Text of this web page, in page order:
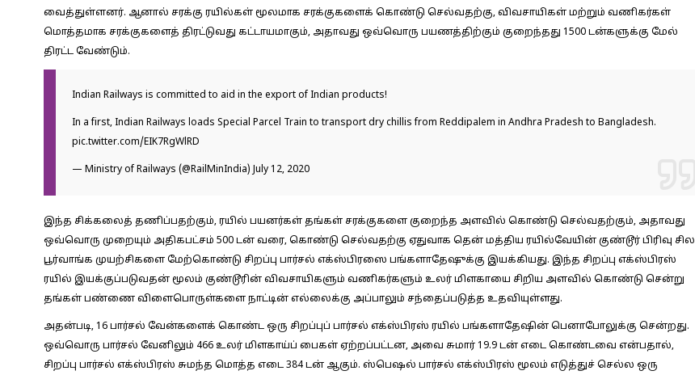
வைத்துள்ளனர். ஆனால் சரக்கு ரயில்கள் மூலமாக சரக்குகளைக் கொண்டு செல்வதற்கு, விவசாயிகள் மற்றும் வணிகர்கள்
மொத்தமாக சரக்குகளைத் திரட்டுவது கட்டாயமாகும், அதாவது ஒவ்வொரு பயணத்திற்கும் குறைந்தது 1500 டன்களுக்கு மேல்
திரட்ட வேண்டும்.
Indian Railways is committed to aid in the export of Indian products!
In a first, Indian Railways loads Special Parcel Train to transport dry chillis from Reddipalem in Andhra Pradesh to Bangladesh.
pic.twitter.com/EIK7RgWlRD
— Ministry of Railways (@RailMinIndia) July 12, 2020
இந்த சிக்கலைத் தணிப்பதற்கும், ரயில் பயனர்கள் தங்கள் சரக்குகளை குறைந்த அளவில் கொண்டு செல்வதற்கும், அதாவது
ஒவ்வொரு முறையும் அதிகபட்சம் 500 டன் வரை, கொண்டு செல்வதற்கு ஏதுவாக தென் மத்திய ரயில்வேயின் குண்டூர் பிரிவு சில
பூர்வாங்க முயற்சிகளை மேற்கொண்டு சிறப்பு பார்சல் எக்ஸ்பிரஸை பங்களாதேஷுக்கு இயக்கியது. இந்த சிறப்பு எக்ஸ்பிரஸ்
ரயில் இயக்குப்படுவதன் மூலம் குண்டூரின் விவசாயிகளும் வணிகர்களும் உலர் மிளகாயை சிறிய அளவில் கொண்டு சென்று
தங்கள் பண்ணை விளைபொருள்களை நாட்டின் எல்லைக்கு அப்பாலும் சந்தைப்படுத்த உதவியுள்ளது.
அதன்படி, 16 பார்சல் வேன்களைக் கொண்ட ஒரு சிறப்புப் பார்சல் எக்ஸ்பிரஸ் ரயில் பங்களாதேஷின் பெனாபோலுக்கு சென்றது.
ஒவ்வொரு பார்சல் வேனிலும் 466 உலர் மிளகாய்ப் பைகள் ஏற்றப்பட்டன, அவை சுமார் 19.9 டன் எடை கொண்டவை என்பதால்,
சிறப்பு பார்சல் எக்ஸ்பிரஸ் சுமந்த மொத்த எடை 384 டன் ஆகும். ஸ்பெஷல் பார்சல் எக்ஸ்பிரஸ் மூலம் எடுத்துச் செல்ல ஒரு